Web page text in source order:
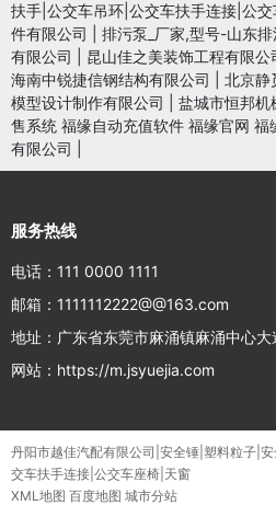
扶手|公交车吊环|公交车扶手连接|公
件有限公司
排污泵_厂家,型号-山东
有限公司
昆山佳之美装饰工程有限公
海南中锐捷信钢结构有限公司
北京静
模型设计制作有限公司
盐城市恒邦机
售系统 福缘自动充值软件 福缘官网
有限公司
服务热线
电话：111 0000 1111
邮箱：1111112222@@163.com
地址：广东省东莞市麻涌镇麻涌中心大
网站：https://m.jsyuejia.com
丹阳市越佳汽配有限公司|安全锤|塑料粒子|
交车扶手连接|公交车座椅|天窗
XML地图 百度地图 城市分站